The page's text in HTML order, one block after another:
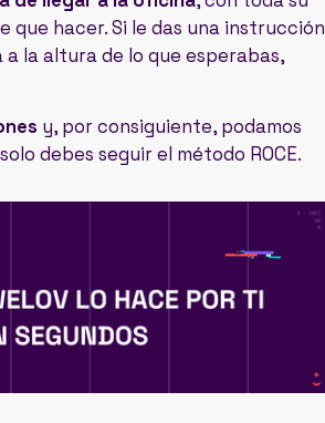
hacer. Si le das una instrucción
la altura de lo que esperabas,
y, por consiguiente, podamos
debes seguir el método ROCE.